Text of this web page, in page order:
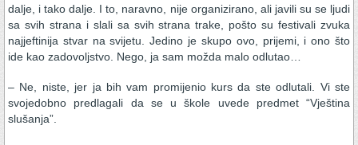
dalje, i tako dalje. I to, naravno, nije organizirano, ali javili su se ljudi
sa svih strana i slali sa svih strana trake, pošto su festivali zvuka
najjeftinija stvar na svijetu. Jedino je skupo ovo, prijemi, i ono što
ide kao zadovoljstvo. Nego, ja sam možda malo odlutao…
– Ne, niste, jer ja bih vam promijenio kurs da ste odlutali. Vi ste
svojedobno predlagali da se u škole uvede predmet “Vještina
slušanja”.